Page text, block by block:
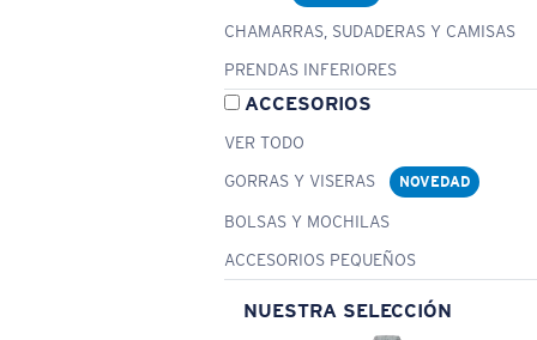
CHAMARRAS, SUDADERAS Y CAMISAS
PRENDAS INFERIORES
ACCESORIOS
VER TODO
GORRAS Y VISERAS
NOVEDAD
BOLSAS Y MOCHILAS
ACCESORIOS PEQUEÑOS
NUESTRA SELECCIÓN